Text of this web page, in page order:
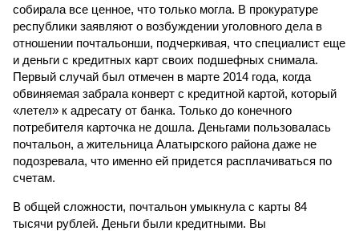
собирала все ценное, что только могла. В прокуратуре
республики заявляют о возбуждении уголовного дела в
отношении почтальонши, подчеркивая, что специалист еще
и деньги с кредитных карт своих подшефных снимала.
Первый случай был отмечен в марте 2014 года, когда
обвиняемая забрала конверт с кредитной картой, который
«летел» к адресату от банка. Только до конечного
потребителя карточка не дошла. Деньгами пользовалась
почтальон, а жительница Алатырского района даже не
подозревала, что именно ей придется расплачиваться по
счетам.
В общей сложности, почтальон умыкнула с карты 84
тысячи рублей. Деньги были кредитными. Вы